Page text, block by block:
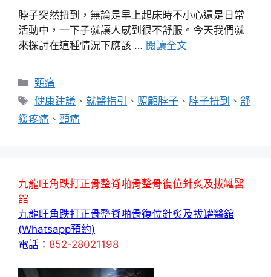
脖子突然扭到，無論是早上起床時不小心還是日常
活動中，一下子就讓人感到很不舒服。今天我們就
來探討在這種情況下應該 … 閱讀全文
分
類
頸痛
標
籤
健康建議 、 就醫指引 、 照顧脖子 、 脖子扭到 、舒
緩疼痛 、 頸痛
九龍旺角跌打正骨整脊啪骨整骨復位針炙及拔罐醫
舘
九龍旺角跌打正骨整脊啪骨復位針炙及拔罐醫舘
(Whatsapp預約)
電話： 852-28021198